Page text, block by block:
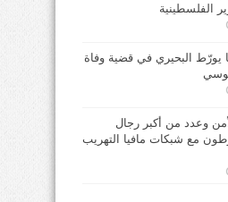
الفلسطينية
يورّط البحيري في قضية وفاة
وعدد من أكبر رجال
مع شبكات مافيا التهريب